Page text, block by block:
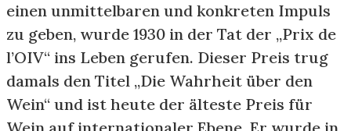
einen unmittelbaren und konkreten Impuls
zu geben, wurde 1930 in der Tat der „Prix de
l’OIV“ ins Leben gerufen. Dieser Preis trug
damals den Titel „Die Wahrheit über den
Wein“ und ist heute der älteste Preis für